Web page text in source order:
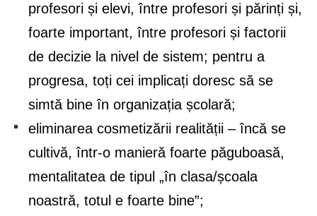
profesori și elevi, între profesori și părinți și,
foarte important, între profesori și factorii
de decizie la nivel de sistem; pentru a
progresa, toți cei implicați doresc să se
simtă bine în organizația școlară;
eliminarea cosmetizării realității – încă se
cultivă, într-o manieră foarte păguboasă,
mentalitatea de tipul „în clasa/școala
noastră, totul e foarte bine”;